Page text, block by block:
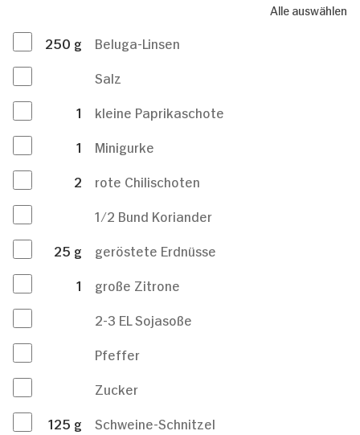
Alle auswählen
250 g
Beluga-Linsen
Salz
1
kleine Paprikaschote
1
Minigurke
2
rote Chilischoten
1/2 Bund Koriander
25 g
geröstete Erdnüsse
1
große Zitrone
2-3 EL Sojasoße
Pfeffer
Zucker
125 g
Schweine-Schnitzel